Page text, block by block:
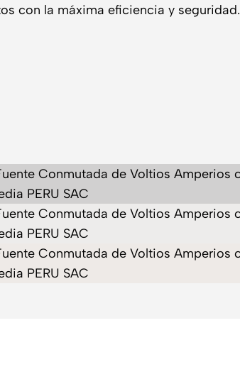
con la máxima eficiencia y seguridad.